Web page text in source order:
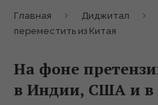
Главная Диджитал
переместить из Китая
На фоне
в Индии, США и в